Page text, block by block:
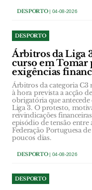
DESPORTO| 04-08-2026
DESPORTO
Árbitros da Liga
curso em Tomar
exigências
Árbitros da categoria C3
à hora prevista a acção
obrigatória que antecede
Liga 3. O protesto,
reivindicações
episódio de tensão entre
Federação Portuguesa
poucos dias.
DESPORTO| 04-08-2026
DESPORTO